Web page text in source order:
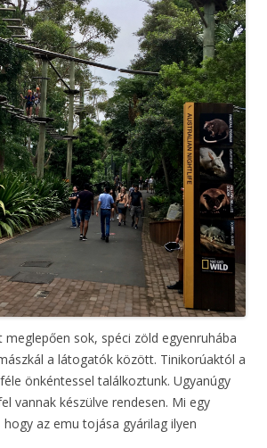
sok, spéci zöld egyenruhába
a látogatók között. Tinikorúaktól a
önkéntessel találkoztunk. Ugyanúgy
vannak készülve rendesen. Mi egy
az emu tojása gyárilag ilyen